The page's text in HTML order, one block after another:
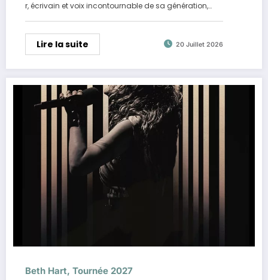
r, écrivain et voix incontournable de sa génération,…
Lire la suite 20 Juillet 2026
Beth Hart, Tournée 2027